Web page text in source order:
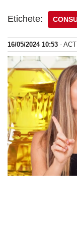
Etichete:
16/05/2024 10:53 -